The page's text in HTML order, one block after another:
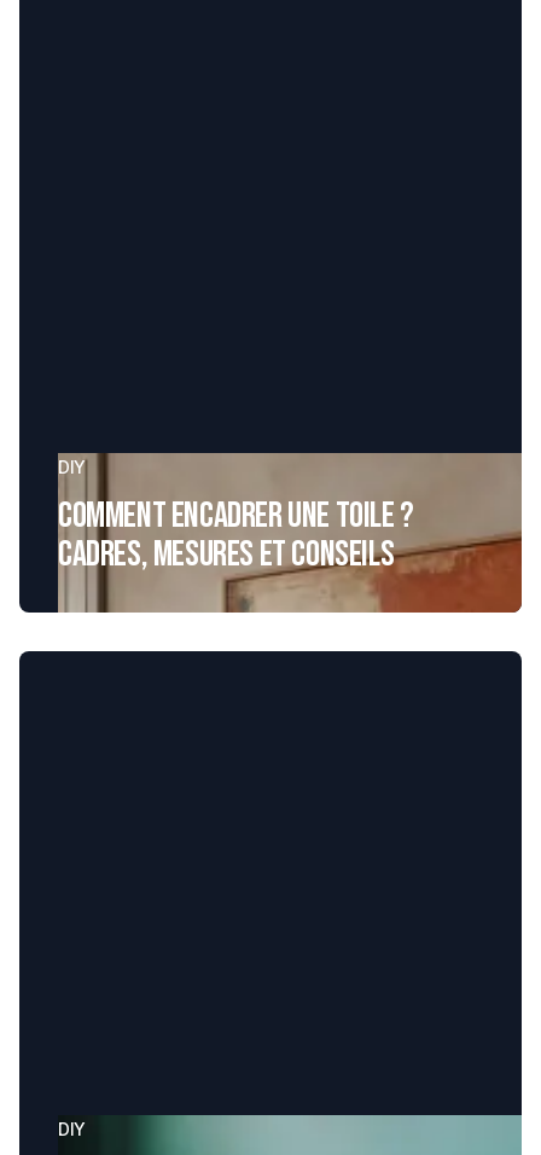
DIY
Comment encadrer une toile ?
Cadres, mesures et conseils
DIY